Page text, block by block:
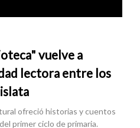
vuelve a
lectora entre los
ofreció historias y cuentos
primer ciclo de primaria.